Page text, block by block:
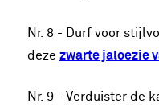
Nr. 8 - Durf voor
deze zwarte jaloezie
Nr. 9 - Verduister de